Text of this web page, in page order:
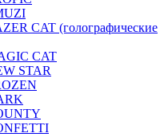
CAT (голографические
CAT
STAR